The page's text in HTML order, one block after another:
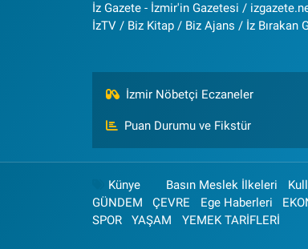
İz Gazete - İzmir'in Gazetesi /
İzTV / Biz Kitap / Biz Ajans / İz Bırakan
İzmir Nöbetçi Eczaneler
Puan Durumu ve Fikstür
Künye Basın Meslek İlkeleri
GÜNDEM
ÇEVRE Ege Haberleri
SPOR
YAŞAM YEMEK TARİFLERİ